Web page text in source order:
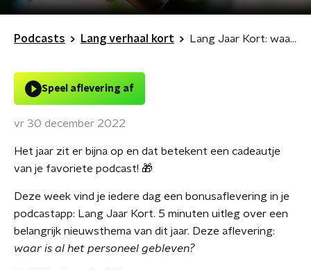
Podcasts Lang verhaal kort Lang Jaar Kort: waar is al het personeel gebleven?
Speel aflevering af
vr 30 december 2022
Het jaar zit er bijna op en dat betekent een cadeautje
van je favoriete podcast! 🎁
Deze week vind je iedere dag een bonusaflevering in je
podcastapp: Lang Jaar Kort. 5 minuten uitleg over een
belangrijk nieuwsthema van dit jaar. Deze aflevering:
waar is al het personeel gebleven?